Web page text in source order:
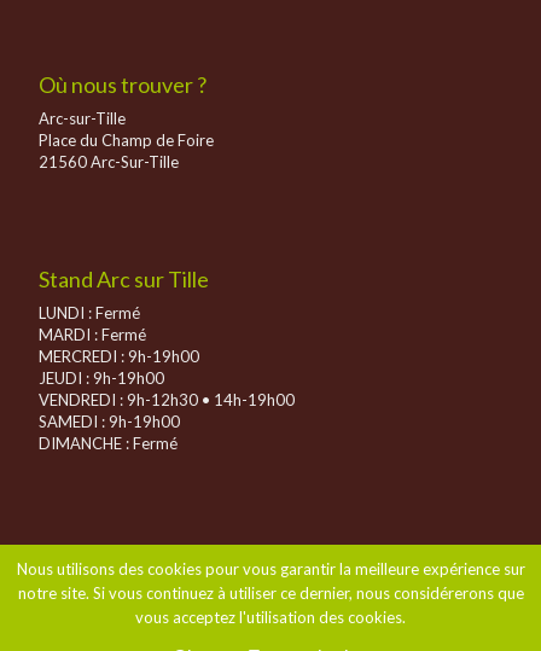
Où nous trouver ?
Arc-sur-Tille
Place du Champ de Foire
21560 Arc-Sur-Tille
Stand Arc sur Tille
LUNDI : Fermé
MARDI : Fermé
MERCREDI : 9h-19h00
JEUDI : 9h-19h00
VENDREDI : 9h-12h30 • 14h-19h00
SAMEDI : 9h-19h00
DIMANCHE :Fermé
Nous utilisons des cookies pour vous garantir la meilleure expérience sur
notre site. Si vous continuez à utiliser ce dernier, nous considérerons que
vous acceptez l'utilisation des cookies.